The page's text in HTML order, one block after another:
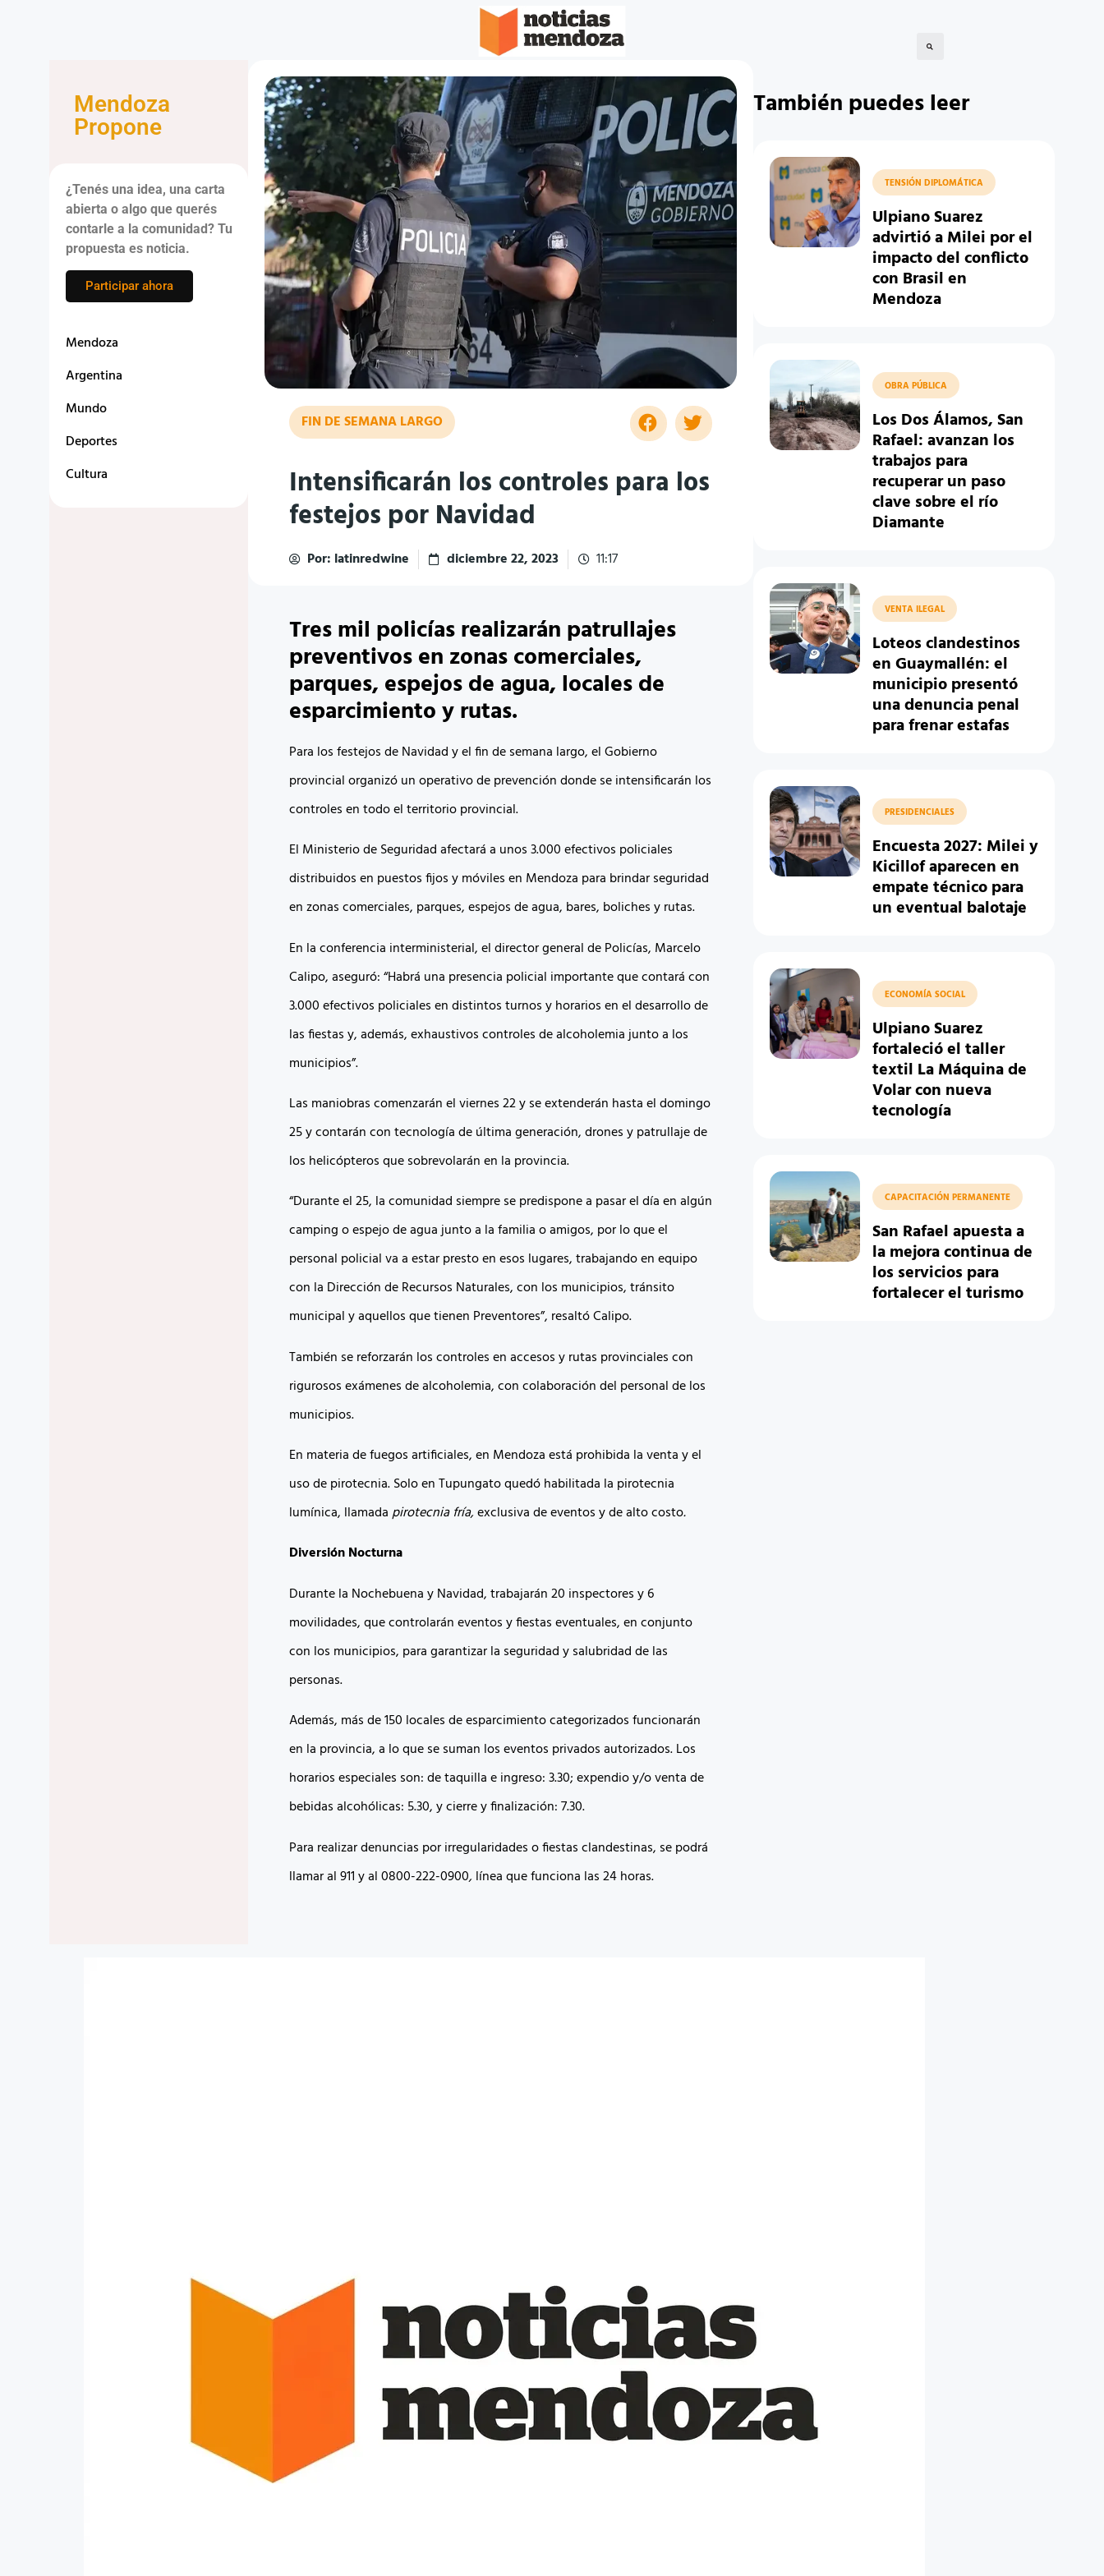
Mendoza
Propone
¿Tenés una idea, una carta
abierta o algo que querés
contarle a la comunidad? Tu
propuesta es noticia.
Participar ahora
Mendoza
Argentina
Mundo
Deportes
Cultura
FIN DE SEMANA LARGO
Intensificarán los controles para los
festejos por Navidad
Por: latinredwine diciembre 22, 2023 11:17
Tres mil policías realizarán patrullajes
preventivos en zonas comerciales,
parques, espejos de agua, locales de
esparcimiento y rutas.
Para los festejos de Navidad y el fin de semana largo, el Gobierno
provincial organizó un operativo de prevención donde se intensificarán los
controles en todo el territorio provincial.
El Ministerio de Seguridad afectará a unos 3.000 efectivos policiales
distribuidos en puestos fijos y móviles en Mendoza para brindar seguridad
en zonas comerciales, parques, espejos de agua, bares, boliches y rutas.
En la conferencia interministerial, el director general de Policías, Marcelo
Calipo, aseguró: “Habrá una presencia policial importante que contará con
3.000 efectivos policiales en distintos turnos y horarios en el desarrollo de
las fiestas y, además, exhaustivos controles de alcoholemia junto a los
municipios”.
Las maniobras comenzarán el viernes 22 y se extenderán hasta el domingo
25 y contarán con tecnología de última generación, drones y patrullaje de
los helicópteros que sobrevolarán en la provincia.
“Durante el 25, la comunidad siempre se predispone a pasar el día en algún
camping o espejo de agua junto a la familia o amigos, por lo que el
personal policial va a estar presto en esos lugares, trabajando en equipo
con la Dirección de Recursos Naturales, con los municipios, tránsito
municipal y aquellos que tienen Preventores”, resaltó Calipo.
También se reforzarán los controles en accesos y rutas provinciales con
rigurosos exámenes de alcoholemia, con colaboración del personal de los
municipios.
En materia de fuegos artificiales, en Mendoza está prohibida la venta y el
uso de pirotecnia. Solo en Tupungato quedó habilitada la pirotecnia
lumínica, llamadapirotecnia fría,exclusiva de eventos y de alto costo.
Diversión Nocturna
Durante la Nochebuena y Navidad, trabajarán 20 inspectores y 6
movilidades, que controlarán eventos y fiestas eventuales, en conjunto
con los municipios, para garantizar la seguridad y salubridad de las
personas.
Además, más de 150 locales de esparcimiento categorizados funcionarán
en la provincia, a lo que se suman los eventos privados autorizados. Los
horarios especiales son: de taquilla e ingreso: 3.30; expendio y/o venta de
bebidas alcohólicas: 5.30, y cierre y finalización: 7.30.
Para realizar denuncias por irregularidades o fiestas clandestinas, se podrá
llamar al 911 y al 0800-222-0900,línea que funciona las 24 horas.
También puedes leer
TENSIÓN DIPLOMÁTICA
Ulpiano Suarez
advirtió a Milei por el
impacto del conflicto
con Brasil en
Mendoza
OBRA PÚBLICA
Los Dos Álamos, San
Rafael: avanzan los
trabajos para
recuperar un paso
clave sobre el río
Diamante
VENTA ILEGAL
Loteos clandestinos
en Guaymallén: el
municipio presentó
una denuncia penal
para frenar estafas
PRESIDENCIALES
Encuesta 2027: Milei y
Kicillof aparecen en
empate técnico para
un eventual balotaje
ECONOMÍA SOCIAL
Ulpiano Suarez
fortaleció el taller
textil La Máquina de
Volar con nueva
tecnología
CAPACITACIÓN PERMANENTE
San Rafael apuesta a
la mejora continua de
los servicios para
fortalecer el turismo